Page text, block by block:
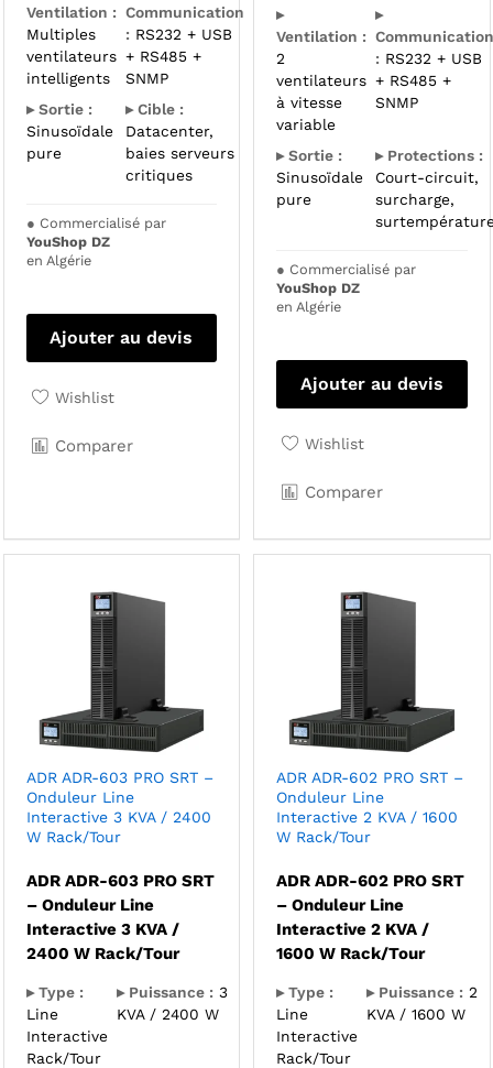
Ventilation :
Multiples
ventilateurs
intelligents
Communication
: RS232 + USB
+ RS485 +
SNMP
▸ Sortie :
Sinusoïdale
pure
▸ Cible :
Datacenter,
baies serveurs
critiques
● Commercialisé par
YouShop DZ
en Algérie
Ajouter au devis
Wishlist
Comparer
▸
Ventilation :
2
ventilateurs
à vitesse
variable
▸
Communication
: RS232 + USB
+ RS485 +
SNMP
▸ Sortie :
Sinusoïdale
pure
▸ Protections :
Court-circuit,
surcharge,
● Commercialisé par
YouShop DZ
en Algérie
Ajouter au devis
Wishlist
Comparer
ADR ADR-603 PRO SRT –
Onduleur Line
Interactive 3 KVA / 2400
W Rack/Tour
ADR ADR-603 PRO SRT
– Onduleur Line
Interactive 3 KVA /
2400 W Rack/Tour
▸ Type :
Line
Interactive
Rack/Tour
▸ Puissance : 3
KVA / 2400 W
ADR ADR-602 PRO SRT –
Onduleur Line
Interactive 2 KVA / 1600
W Rack/Tour
ADR ADR-602 PRO SRT
– Onduleur Line
Interactive 2 KVA /
1600 W Rack/Tour
▸ Type :
Line
Interactive
Rack/Tour
▸ Puissance : 2
KVA / 1600 W